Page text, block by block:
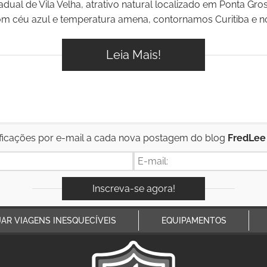
de Vila Velha, atrativo natural localizado em Ponta
céu azul e temperatura amena, contornamos Curitiba e
Leia Mais!
por e-mail a cada nova postagem do blog
VIAGENS INESQUECÍVEIS EQUIPAMENTOS